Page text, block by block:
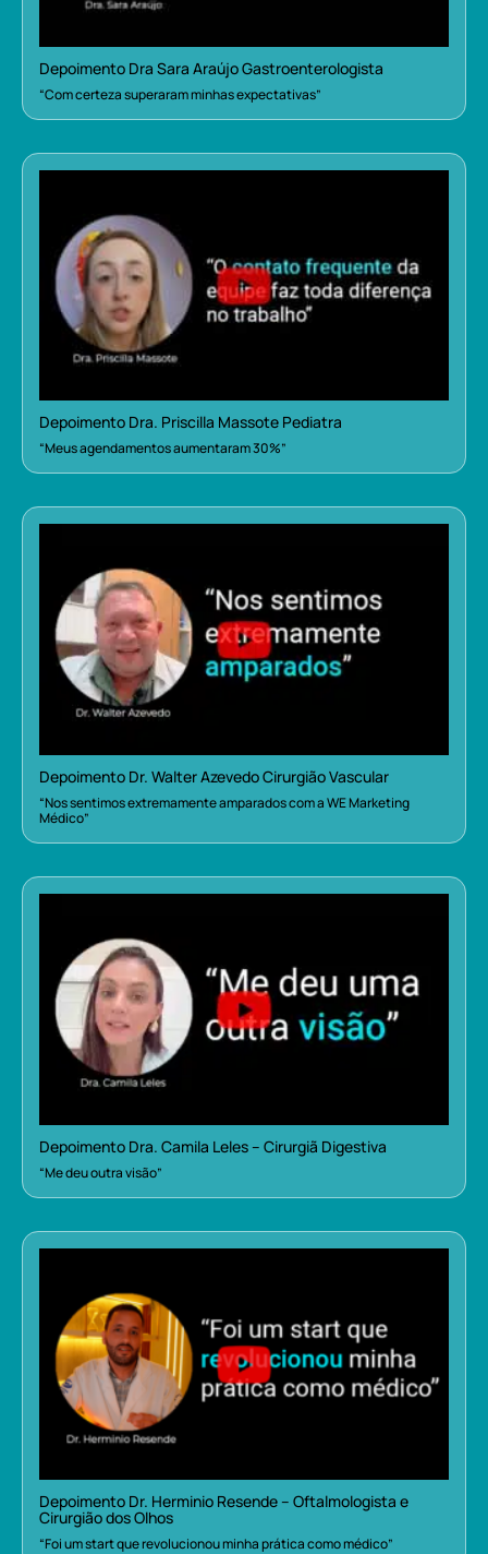
Depoimento Dra Sara Araújo Gastroenterologista
“Com certeza superaram minhas expectativas”
Depoimento Dra. Priscilla Massote Pediatra
“Meus agendamentos aumentaram 30%”
Depoimento Dr. Walter Azevedo Cirurgião Vascular
“Nos sentimos extremamente amparados com a WE Marketing
Médico”
Depoimento Dra. Camila Leles – Cirurgiã Digestiva
“Me deu outra visão”
Depoimento Dr. Herminio Resende – Oftalmologista e
Cirurgião dos Olhos
“Foi um start que revolucionou minha prática como médico”